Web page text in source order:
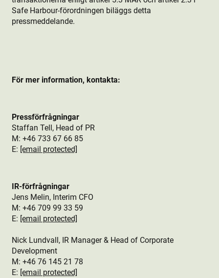
Safe Harbour-förordningen biläggs detta
pressmeddelande.
För mer information, kontakta:
Pressförfrågningar
Staffan Tell, Head of PR
M: +46 733 67 66 85
E: [email protected]
IR-förfrågningar
Jens Melin, Interim CFO
M: +46 709 99 33 59
E: [email protected]
Nick Lundvall, IR Manager & Head of Corporate
Development
M: +46 76 145 21 78
E: [email protected]